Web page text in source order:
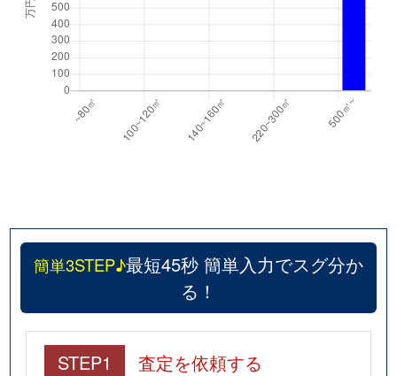
簡単3STEP♪最短45秒 簡単入力でスグ分か
る！
STEP1 査定を依頼する